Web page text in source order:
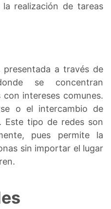
realización de tareas
a través de
se concentran
intereses comunes.
o el intercambio de
Este tipo de redes son
pues permite la
sin importar el lugar